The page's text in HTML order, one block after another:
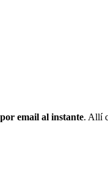
email al instante. Allí